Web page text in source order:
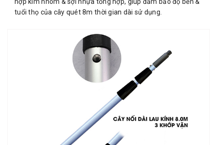
tuổi thọ của cây quét 8m thời gian dài sử dụng.